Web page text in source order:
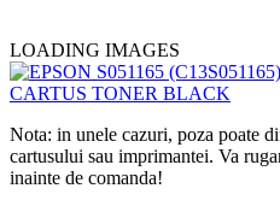
LOADING IMAGES
Nota: in unele cazuri, poza poate
cartusului sau imprimantei. Va
inainte de comanda!